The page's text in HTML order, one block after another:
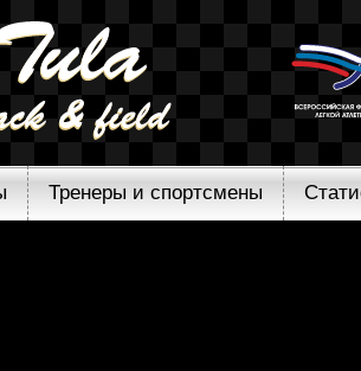
Тренеры и спортсмены